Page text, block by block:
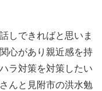
しできればと思いま
心があり親近感を持
ラ対策を対策したい
んと見附市の洪水勉